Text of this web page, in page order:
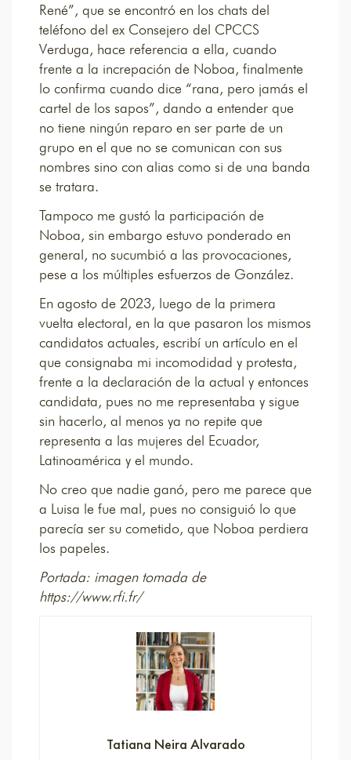
René”, que se encontró en los chats del
teléfono del ex Consejero del CPCCS
Verduga, hace referencia a ella, cuando
frente a la increpación de Noboa, finalmente
lo confirma cuando dice “rana, pero jamás el
cartel de los sapos”, dando a entender que
no tiene ningún reparo en ser parte de un
grupo en el que no se comunican con sus
nombres sino con alias como si de una banda
se tratara.
Tampoco me gustó la participación de
Noboa, sin embargo estuvo ponderado en
general, no sucumbió a las provocaciones,
pese a los múltiples esfuerzos de González.
En agosto de 2023, luego de la primera
vuelta electoral, en la que pasaron los mismos
candidatos actuales, escribí un artículo en el
que consignaba mi incomodidad y protesta,
frente a la declaración de la actual y entonces
candidata, pues no me representaba y sigue
sin hacerlo, al menos ya no repite que
representa a las mujeres del Ecuador,
Latinoamérica y el mundo.
No creo que nadie ganó, pero me parece que
a Luisa le fue mal, pues no consiguió lo que
parecía ser su cometido, que Noboa perdiera
los papeles.
Portada: imagen tomada de
https://www.rfi.fr/
Tatiana Neira Alvarado